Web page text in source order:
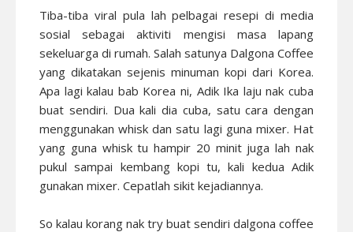
Tiba-tiba viral pula lah pelbagai resepi di media
sosial sebagai aktiviti mengisi masa lapang
sekeluarga di rumah. Salah satunya Dalgona Coffee
yang dikatakan sejenis minuman kopi dari Korea.
Apa lagi kalau bab Korea ni, Adik Ika laju nak cuba
buat sendiri. Dua kali dia cuba, satu cara dengan
menggunakan whisk dan satu lagi guna mixer. Hat
yang guna whisk tu hampir 20 minit juga lah nak
pukul sampai kembang kopi tu, kali kedua Adik
gunakan mixer. Cepatlah sikit kejadiannya.
So kalau korang nak try buat sendiri dalgona coffee